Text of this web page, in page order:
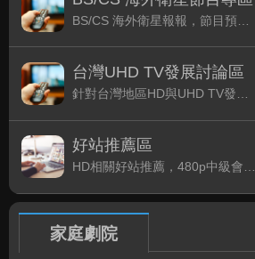
台灣UHD TV發展討論區
好站推薦區
HD相關好站推薦，480p中級會員以上限定
家庭劇院